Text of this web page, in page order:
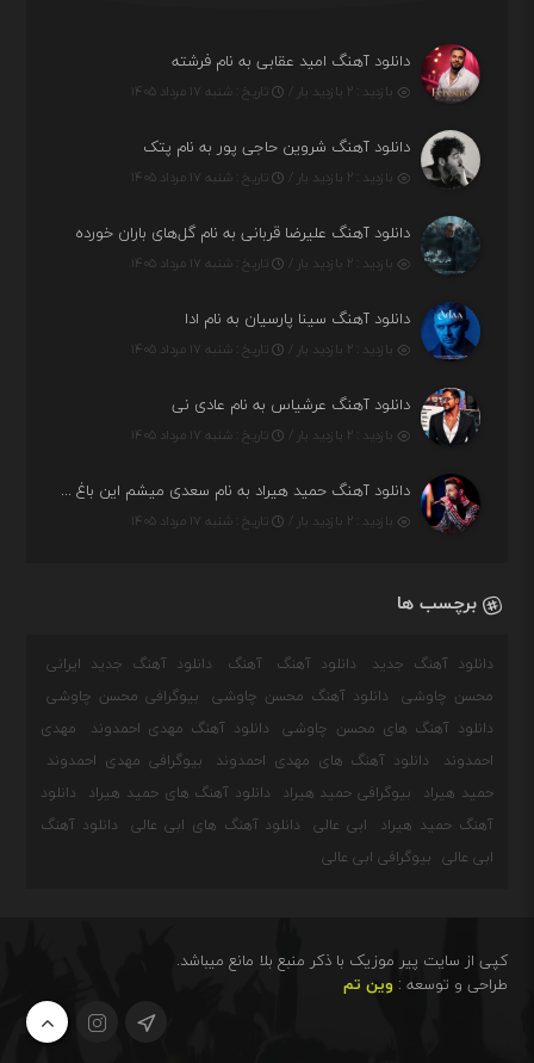
دانلود آهنگ امید عقابی به نام فرشته
بازدید : ۲ بازدید بار / تاریخ : شنبه ۱۷ مرداد ۱۴۰۵
دانلود آهنگ شروین حاجی پور به نام پتک
بازدید : ۲ بازدید بار / تاریخ : شنبه ۱۷ مرداد ۱۴۰۵
دانلود آهنگ علیرضا قربانی به نام گل‌های باران خورده
بازدید : ۲ بازدید بار / تاریخ : شنبه ۱۷ مرداد ۱۴۰۵
دانلود آهنگ سینا پارسیان به نام ادا
بازدید : ۲ بازدید بار / تاریخ : شنبه ۱۷ مرداد ۱۴۰۵
دانلود آهنگ عرشیاس به نام عادی نی
بازدید : ۲ بازدید بار / تاریخ : شنبه ۱۷ مرداد ۱۴۰۵
دانلود آهنگ حمید هیراد به نام سعدی میشم این باغ و گلستون کنی واسم خیام زمانه ام به تو پرت حواسم
بازدید : ۲ بازدید بار / تاریخ : شنبه ۱۷ مرداد ۱۴۰۵
برچسب ها
دانلود آهنگ جدید دانلود آهنگ آهنگ
دانلود آهنگ جدید ایرانی
محسن چاوشی
دانلود آهنگ محسن چاوشی
بیوگرافی محسن چاوشی
دانلود آهنگ های محسن چاوشی
دانلود آهنگ مهدی احمدوند
مهدی
احمدوند
دانلود آهنگ های مهدی احمدوند
بیوگرافی مهدی احمدوند
حمید هیراد
بیوگرافی حمید هیراد دانلود آهنگ های حمید هیراد
دانلود
آهنگ حمید هیراد
ابی عالی دانلود آهنگ های ابی عالی
دانلود آهنگ
ابی عالی
بیوگرافی ابی عالی
کپی از سایت پیر موزیک با ذکر منبع بلا مانع میباشد.
طراحی و توسعه :وین تم